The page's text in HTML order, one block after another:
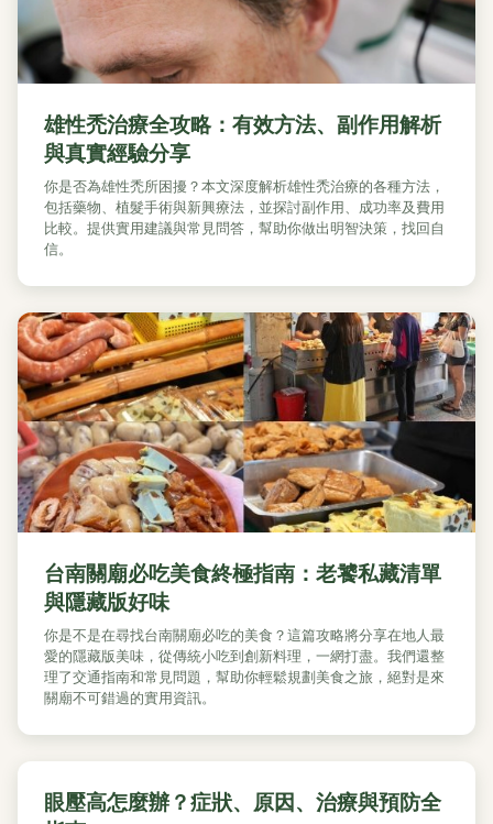
雄性禿治療全攻略：有效方法、副作用解析
與真實經驗分享
你是否為雄性禿所困擾？本文深度解析雄性禿治療的各種方法，
包括藥物、植髮手術與新興療法，並探討副作用、成功率及費用
比較。提供實用建議與常見問答，幫助你做出明智決策，找回自
信。
台南關廟必吃美食終極指南：老饕私藏清單
與隱藏版好味
你是不是在尋找台南關廟必吃的美食？這篇攻略將分享在地人最
愛的隱藏版美味，從傳統小吃到創新料理，一網打盡。我們還整
理了交通指南和常見問題，幫助你輕鬆規劃美食之旅，絕對是來
關廟不可錯過的實用資訊。
眼壓高怎麼辦？症狀、原因、治療與預防全